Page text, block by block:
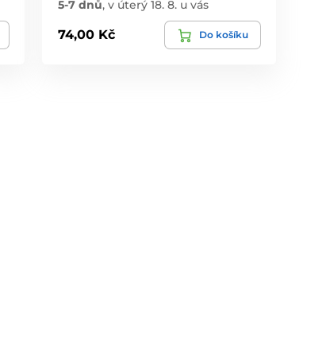
5-7 dnů,v úterý 18. 8. u vás
74,00 Kč Do košíku